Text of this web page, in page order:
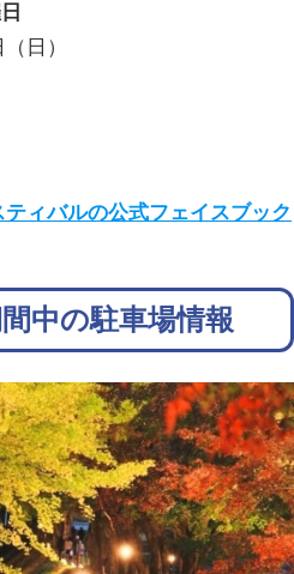
日）
ィバルの公式フェイスブック
中の駐車場情報